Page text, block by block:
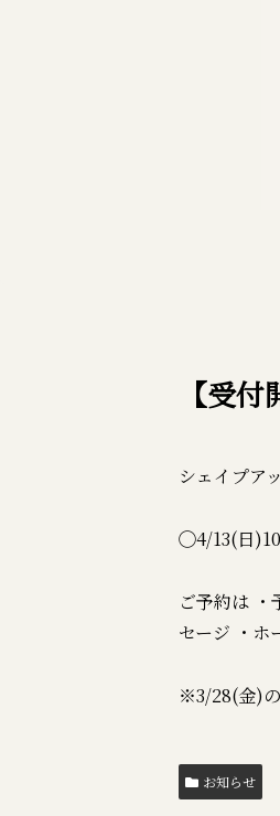
【受
シェイプア
◯4/13(日
ご予約は
セージ ・ホ
※3/28(金)の
お知らせ